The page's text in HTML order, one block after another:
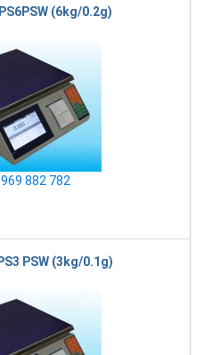
(6kg/0.2g)
882 782
PSW (3kg/0.1g)